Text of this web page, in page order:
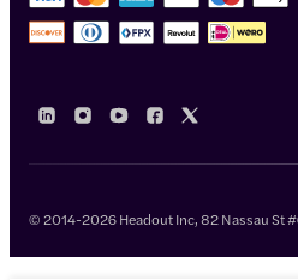
© 2014-2026 Headout Inc, 82 Nassau St